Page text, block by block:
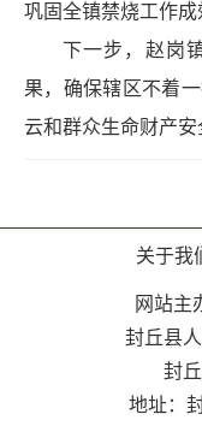
巩固全镇禁烧工作成
下一步，赵岗
果，确保辖区不着
云和群众生命财产安
关于我
网站主
封丘县
封
地址：